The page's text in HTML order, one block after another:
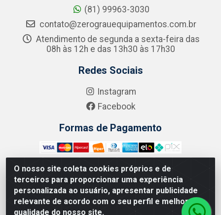
O nosso site coleta cookies próprios e de
terceiros para proporcionar uma experiência
personalizada ao usuário, apresentar publicidade
relevante de acordo com o seu perfil e melhorar a
qualidade do nosso site.
(81) 99963-3030
contato@zerograuequipamentos.com.br
Atendimento de segunda a sexta-feira das
08h às 12h e das 13h30 às 17h30
Redes Sociais
Instagram
Facebook
Formas de Pagamento
Zero Grau - Rua Jean Emile Favre, 746 - Ipsep,
Recife/PE - CEP 51.190-450 - CNPJ 09.132.989/0001-61